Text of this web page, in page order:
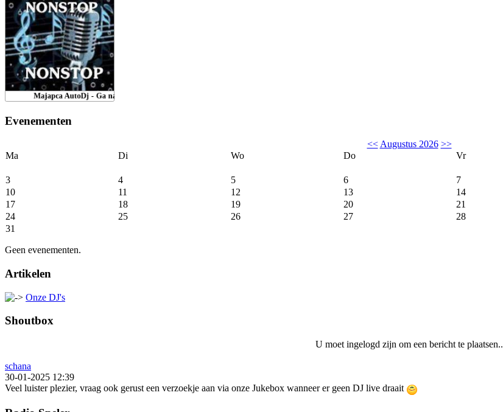
Evenementen
<< Augustus 2026 >>
Ma
Di Wo Do Vr
3
4 5 6 7
10
11 12 13 14
17
18 19 20 21
24
25 26 27 28
31
Geen evenementen.
Artikelen
Onze DJ's
Shoutbox
U moet ingelogd zijn om een bericht te plaatsen..
schana
30-01-2025 12:39
Veel luister plezier, vraag ook gerust een verzoekje aan via onze Jukebox wanneer er geen DJ live draait